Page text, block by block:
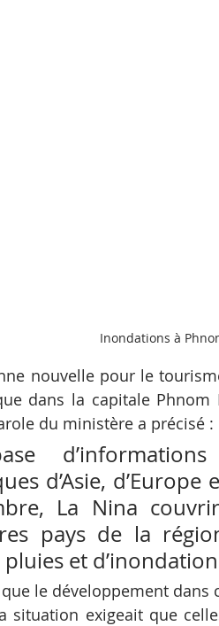
Inondations à
nouvelle pour le
dans la capitale
du ministère a précisé :
d’Asie,
La Nina
pays de la
et
le développement
situation exigeait que